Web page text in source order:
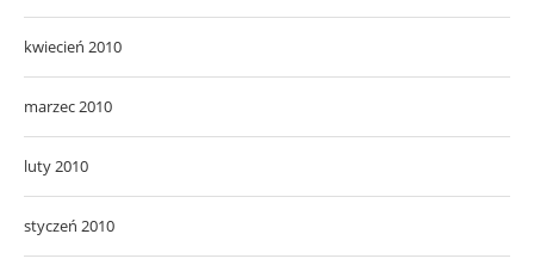
kwiecień 2010
marzec 2010
luty 2010
styczeń 2010